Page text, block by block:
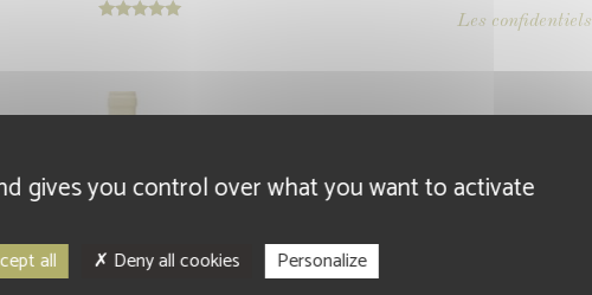
Les confidentiels
gives you control over what you want to activate
all Deny all cookies Personalize